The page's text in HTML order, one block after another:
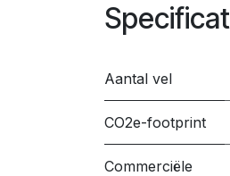
Aantal vel
CO2e-footprint
Commerciële